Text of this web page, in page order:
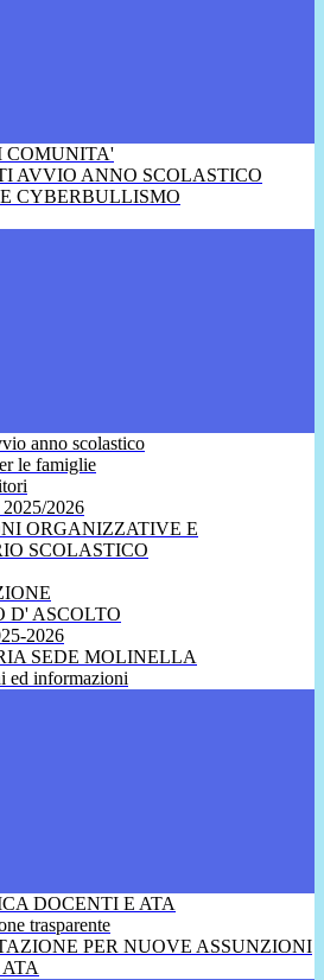
COMUNITA'
AVVIO ANNO SCOLASTICO
CYBERBULLISMO
anno scolastico
le famiglie
2026
ORGANIZZATIVE E
SCOLASTICO
D' ASCOLTO
2026
SEDE MOLINELLA
ed informazioni
DOCENTI E ATA
trasparente
PER NUOVE ASSUNZIONI